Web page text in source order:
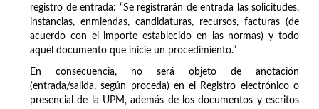
registro de entrada: “Se registrarán de entrada las solicitudes,
instancias, enmiendas, candidaturas, recursos, facturas (de
acuerdo con el importe establecido en las normas) y todo
aquel documento que inicie un procedimiento.”
En consecuencia, no será objeto de anotación
(entrada/salida, según proceda) en el Registro electrónico o
presencial de la UPM, además de los documentos y escritos